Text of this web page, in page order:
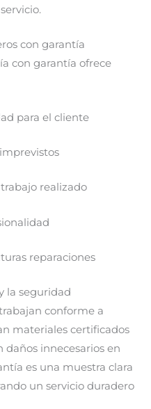
con garantía
con garantía ofrece
para el cliente
realizado
reparaciones
la seguridad
conforme a
materiales certificados
daños innecesarios en
es una muestra clara
un servicio duradero